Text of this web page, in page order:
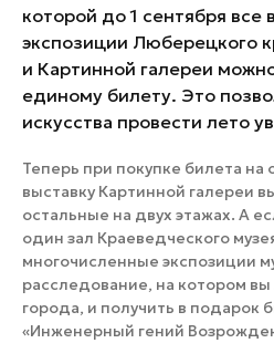
которой до 1 сентября все
экспозиции Люберецкого
и Картинной галереи
единому билету. Это
искусства провести лето
Теперь при покупке билета
выставку Картинной галереи
остальные на двух этажах. А
один зал Краеведческого
многочисленные экспозиции
расследование, на котором
города, и получить в подарок
«Инженерный гений